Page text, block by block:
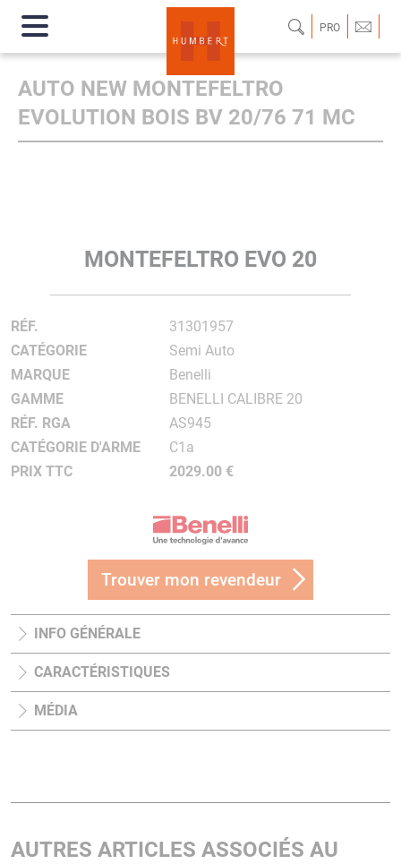
PRO
AUTO NEW MONTEFELTRO
EVOLUTION BOIS BV 20/76 71 MC
MONTEFELTRO EVO 20
RÉF.
31301957
CATÉGORIE
Semi Auto
MARQUE
Benelli
GAMME
BENELLI CALIBRE 20
RÉF. RGA
AS945
CATÉGORIE D'ARME
C1a
PRIX TTC
2029.00 €
Trouver mon revendeur
INFO GÉNÉRALE
CARACTÉRISTIQUES
MÉDIA
AUTRES ARTICLES ASSOCIÉS AU